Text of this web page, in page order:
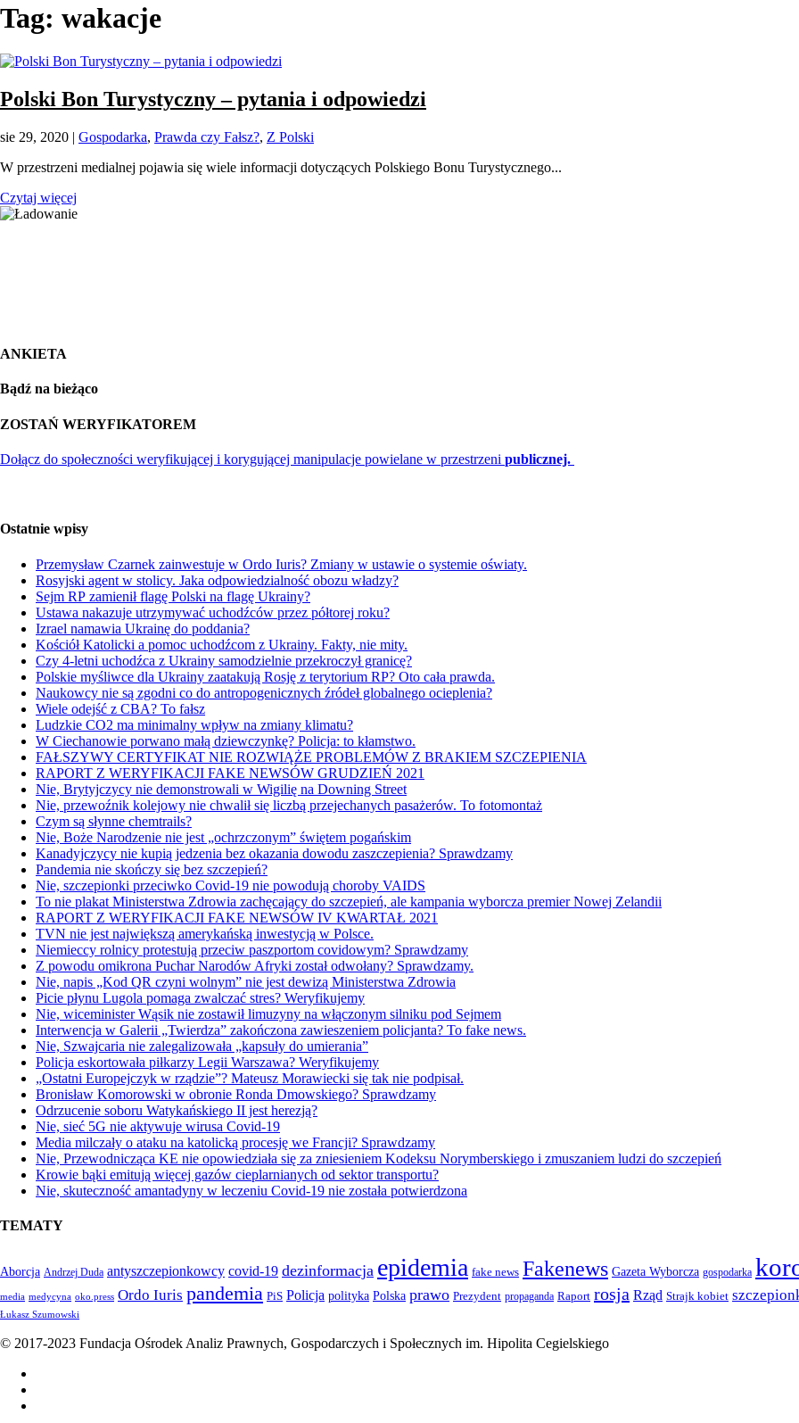
Tag: wakacje
Polski Bon Turystyczny – pytania i odpowiedzi
sie 29, 2020 | Gospodarka, Prawda czy Fałsz?, Z Polski
W przestrzeni medialnej pojawia się wiele informacji dotyczących Polskiego Bonu Turystycznego...
Czytaj więcej
ANKIETA
Bądź na bieżąco
ZOSTAŃ WERYFIKATOREM
Dołącz do społeczności weryfikującej i korygującej manipulacje powielane w przestrzeni publicznej.
Ostatnie wpisy
Przemysław Czarnek zainwestuje w Ordo Iuris? Zmiany w ustawie o systemie oświaty.
Rosyjski agent w stolicy. Jaka odpowiedzialność obozu władzy?
Sejm RP zamienił flagę Polski na flagę Ukrainy?
Ustawa nakazuje utrzymywać uchodźców przez półtorej roku?
Izrael namawia Ukrainę do poddania?
Kościół Katolicki a pomoc uchodźcom z Ukrainy. Fakty, nie mity.
Czy 4-letni uchodźca z Ukrainy samodzielnie przekroczył granicę?
Polskie myśliwce dla Ukrainy zaatakują Rosję z terytorium RP? Oto cała prawda.
Naukowcy nie są zgodni co do antropogenicznych źródeł globalnego ocieplenia?
Wiele odejść z CBA? To fałsz
Ludzkie CO2 ma minimalny wpływ na zmiany klimatu?
W Ciechanowie porwano małą dziewczynkę? Policja: to kłamstwo.
FAŁSZYWY CERTYFIKAT NIE ROZWIĄŻE PROBLEMÓW Z BRAKIEM SZCZEPIENIA
RAPORT Z WERYFIKACJI FAKE NEWSÓW GRUDZIEŃ 2021
Nie, Brytyjczycy nie demonstrowali w Wigilię na Downing Street
Nie, przewoźnik kolejowy nie chwalił się liczbą przejechanych pasażerów. To fotomontaż
Czym są słynne chemtrails?
Nie, Boże Narodzenie nie jest „ochrzczonym” świętem pogańskim
Kanadyjczycy nie kupią jedzenia bez okazania dowodu zaszczepienia? Sprawdzamy
Pandemia nie skończy się bez szczepień?
Nie, szczepionki przeciwko Covid-19 nie powodują choroby VAIDS
To nie plakat Ministerstwa Zdrowia zachęcający do szczepień, ale kampania wyborcza premier Nowej Zelandii
RAPORT Z WERYFIKACJI FAKE NEWSÓW IV KWARTAŁ 2021
TVN nie jest największą amerykańską inwestycją w Polsce.
Niemieccy rolnicy protestują przeciw paszportom covidowym? Sprawdzamy
Z powodu omikrona Puchar Narodów Afryki został odwołany? Sprawdzamy.
Nie, napis „Kod QR czyni wolnym” nie jest dewizą Ministerstwa Zdrowia
Picie płynu Lugola pomaga zwalczać stres? Weryfikujemy
Nie, wiceminister Wąsik nie zostawił limuzyny na włączonym silniku pod Sejmem
Interwencja w Galerii „Twierdza” zakończona zawieszeniem policjanta? To fake news.
Nie, Szwajcaria nie zalegalizowała „kapsuły do umierania”
Policja eskortowała piłkarzy Legii Warszawa? Weryfikujemy
„Ostatni Europejczyk w rządzie”? Mateusz Morawiecki się tak nie podpisał.
Bronisław Komorowski w obronie Ronda Dmowskiego? Sprawdzamy
Odrzucenie soboru Watykańskiego II jest herezją?
Nie, sieć 5G nie aktywuje wirusa Covid-19
Media milczały o ataku na katolicką procesję we Francji? Sprawdzamy
Nie, Przewodnicząca KE nie opowiedziała się za zniesieniem Kodeksu Norymberskiego i zmuszaniem ludzi do szczepień
Krowie bąki emitują więcej gazów cieplarnianych od sektor transportu?
Nie, skuteczność amantadyny w leczeniu Covid-19 nie została potwierdzona
TEMATY
Aborcja Andrzej Duda antyszczepionkowcy covid-19 dezinformacja epidemia fake news Fakenews Gazeta Wyborcza gospodarka
media medycyna oko.press Ordo Iuris pandemia PiS Policja polityka Polska prawo Prezydent propaganda Raport rosja Rząd Strajk kobiet
Łukasz Szumowski
© 2017-2023 Fundacja Ośrodek Analiz Prawnych, Gospodarczych i Społecznych im. Hipolita Cegielskiego